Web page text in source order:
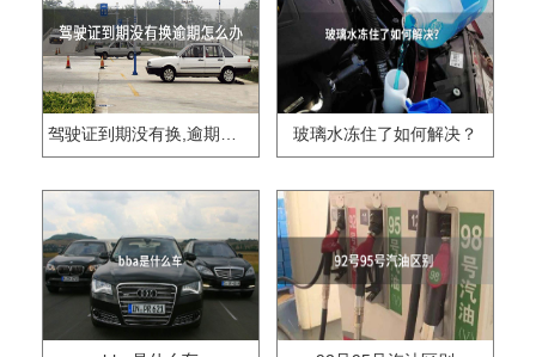
驾驶证到期没有换,逾期怎么办?? 玻璃水冻住了如何解决？